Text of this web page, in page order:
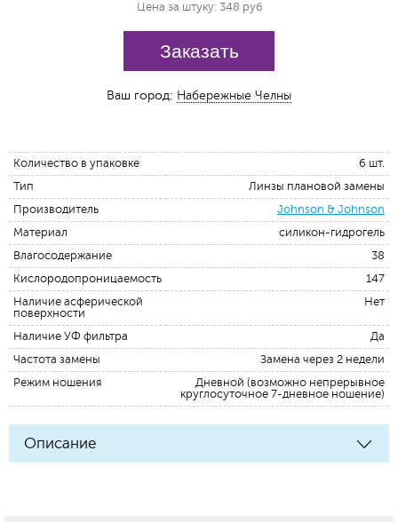
Цена за штуку: 348 руб
Заказать
Ваш город: Набережные Челны
Количество в упаковке
6 шт.
Тип
Линзы плановой замены
Производитель
Johnson & Johnson
Материал
силикон-гидрогель
Влагосодержание
38
Кислородопроницаемость
147
Наличие асферической
поверхности
Нет
Наличие УФ фильтра
Да
Частота замены
Замена через 2 недели
Режим ношения
Дневной (возможно непрерывное
круглосуточное 7-дневное ношение)
Описание